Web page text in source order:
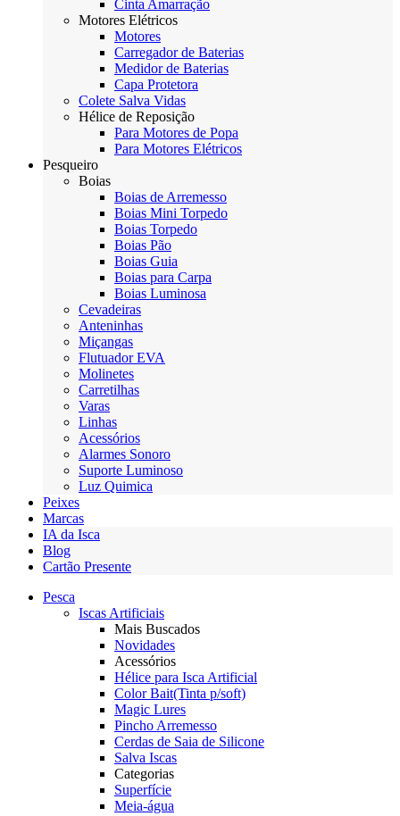
Cinta Amarração
Motores Elétricos
Motores
Carregador de Baterias
Medidor de Baterias
Capa Protetora
Colete Salva Vidas
Hélice de Reposição
Para Motores de Popa
Para Motores Elétricos
Pesqueiro
Boias
Boias de Arremesso
Boias Mini Torpedo
Boias Torpedo
Boias Pão
Boias Guia
Boias para Carpa
Boias Luminosa
Cevadeiras
Anteninhas
Miçangas
Flutuador EVA
Molinetes
Carretilhas
Varas
Linhas
Acessórios
Alarmes Sonoro
Suporte Luminoso
Luz Quimica
Peixes
Marcas
IA da Isca
Blog
Cartão Presente
Pesca
Iscas Artificiais
Mais Buscados
Novidades
Acessórios
Hélice para Isca Artificial
Color Bait(Tinta p/soft)
Magic Lures
Pincho Arremesso
Cerdas de Saia de Silicone
Salva Iscas
Categorias
Superfície
Meia-água